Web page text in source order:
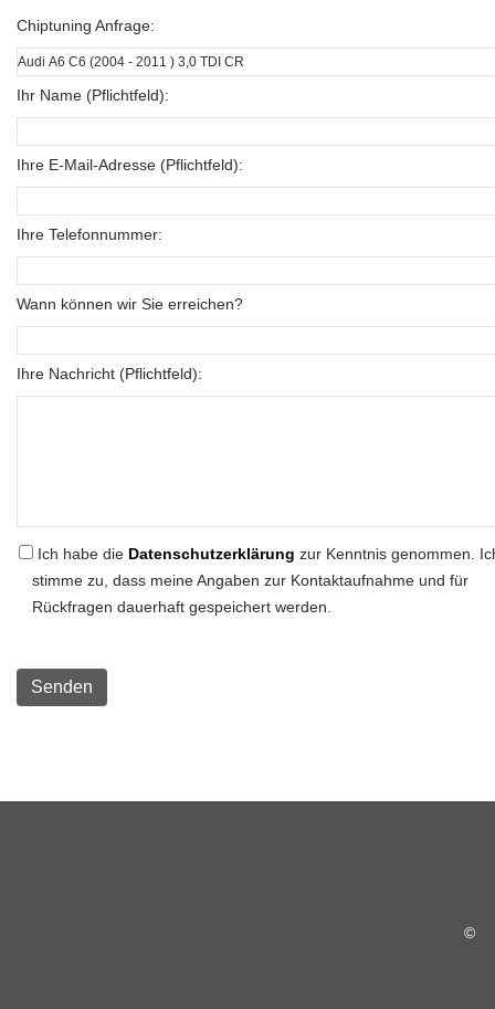
Chiptuning Anfrage:
Ihr Name (Pflichtfeld):
Ihre E-Mail-Adresse (Pflichtfeld):
Ihre Telefonnummer:
Wann können wir Sie erreichen?
Ihre Nachricht (Pflichtfeld):
Ich habe die Datenschutzerklärung zur Kenntnis genommen.
stimme zu, dass meine Angaben zur Kontaktaufnahme und für
Rückfragen dauerhaft gespeichert werden.
©